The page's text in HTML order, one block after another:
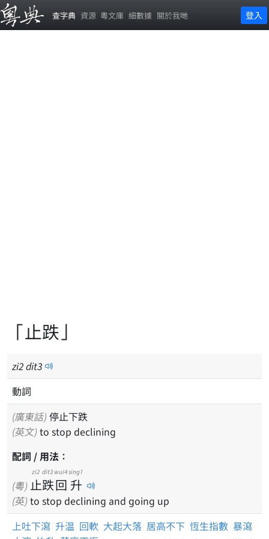
查字典 資源 粵文庫 細數據 關於我哋 登入
「止跌」
zi2dit3
動詞
(廣東話) 停止下跌
(英文) to stop declining
配詞 / 用法：
(粵) 止
zi2
跌
dit3
回
wui4
升
sing1
(英) to stop declining and going up
上吐下瀉 升温 回軟 大起大落 居高不下 恆生指數 暴瀉